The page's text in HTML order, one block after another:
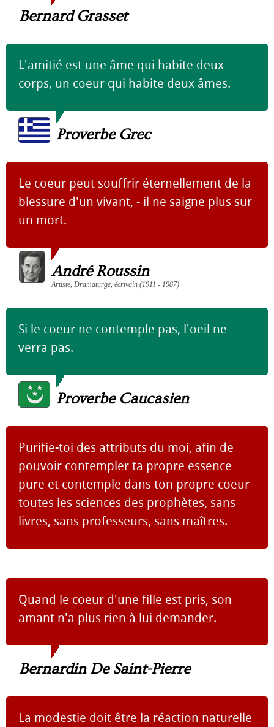
Bernard Grasset
L'amitié est une âme qui habite deux
corps, un coeur qui habite deux âmes.
Proverbe Grec
Le coeur peut souffrir éternellement de la
blessure d'un vivant, - il ne saigne plus sur
un mort.
André Roussin
Artiste, Dramaturge, écrivain (1911 - 1987)
Si le coeur ne contemple pas, l'oeil ne
verra pas.
Proverbe Caucasien
Purifie-toi des attributs du moi, afin de
pouvoir contempler ta propre essence
pure et contemple dans ton propre coeur
toutes les sciences des prophètes, sans
livres, sans professeurs, sans maîtres.
Quand le coeur d'une fille est pris, son
amant n'a plus rien à lui demander.
Bernardin De Saint-Pierre
La modestie doit être la réaction naturelle